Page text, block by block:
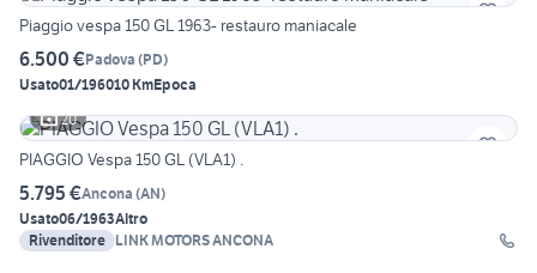
Piaggio vespa 150 GL 1963- restauro maniacale
6.500 €Padova (PD)
Usato01/196010 KmEpoca
20
PIAGGIO Vespa 150 GL (VLA1) .
5.795 €Ancona (AN)
Usato06/1963Altro
Rivenditore LINK MOTORS ANCONA